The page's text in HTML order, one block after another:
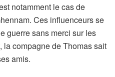
notamment le cas de
Ces influenceurs se
guerre sans merci sur les
la compagne de Thomas sait
amis.